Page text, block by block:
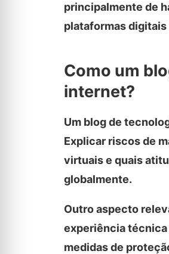
principalmente de
plataformas
Como um
internet?
Um blog de
Explicar riscos de
virtuais e quais
globalmente.
Outro aspecto
experiência técnica
medidas de